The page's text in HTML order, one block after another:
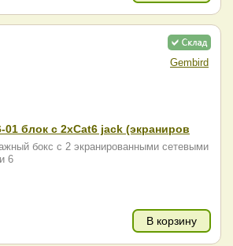
Gembird
01 блок c 2xСat6 jack (экраниров
бокс с 2 экранированными сетевыми
6
В корзину